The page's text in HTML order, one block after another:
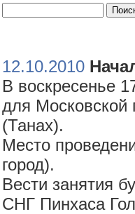
12.10.2010
В воскресенье
для Московской
(Танах).
Место
город).
Вести занятия
СНГ Пинхаса